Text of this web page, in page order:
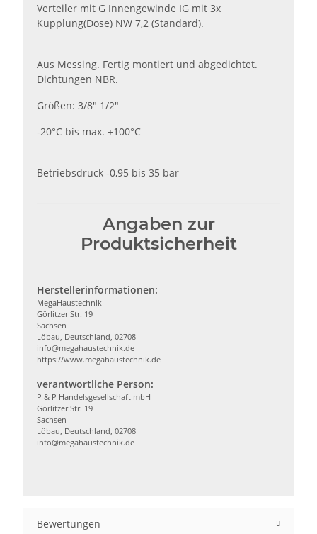
Verteiler mit G Innengewinde IG mit 3x
Kupplung(Dose) NW 7,2 (Standard).
Aus Messing. Fertig montiert und abgedichtet.
Dichtungen NBR.
Größen: 3/8" 1/2"
-20°C bis max. +100°C
Betriebsdruck -0,95 bis 35 bar
Angaben zur
Produktsicherheit
Herstellerinformationen:
MegaHaustechnik
Görlitzer Str. 19
Sachsen
Löbau, Deutschland, 02708
info@megahaustechnik.de
https://www.megahaustechnik.de
verantwortliche Person:
P & P Handelsgesellschaft mbH
Görlitzer Str. 19
Sachsen
Löbau, Deutschland, 02708
info@megahaustechnik.de
Bewertungen